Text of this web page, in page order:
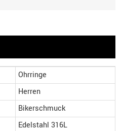
Ohrringe
Herren
Bikerschmuck
Edelstahl 316L